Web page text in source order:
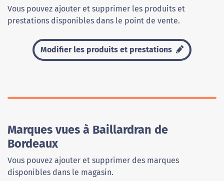
Vous pouvez ajouter et supprimer les produits et
prestations disponibles dans le point de vente.
Modifier les produits et prestations
Marques vues à Baillardran de
Bordeaux
Vous pouvez ajouter et supprimer des marques
disponibles dans le magasin.